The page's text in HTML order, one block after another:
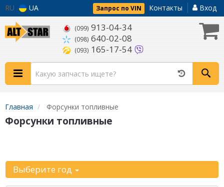
RU UA Запрос по VIN Контакты Вход
(099) 913-04-34
(098) 640-02-08
(093) 165-17-54
Главная Форсунки топливные
Форсунки топливные
Выберите год